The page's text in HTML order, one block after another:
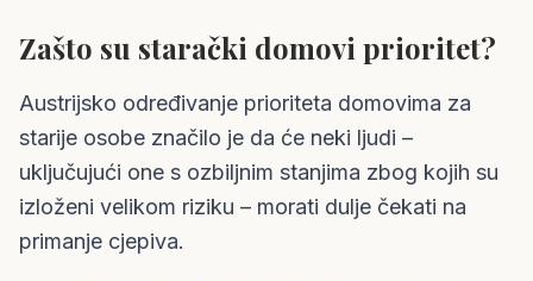
Zašto su starački domovi prioritet?
Austrijsko određivanje prioriteta domovima za
starije osobe značilo je da će neki ljudi –
uključujući one s ozbiljnim stanjima zbog kojih su
izloženi velikom riziku – morati dulje čekati na
primanje cjepiva.